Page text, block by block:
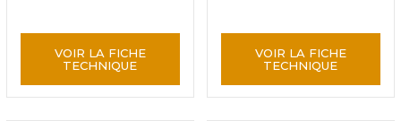
VOIR LA FICHE
TECHNIQUE
VOIR LA FICHE
TECHNIQUE